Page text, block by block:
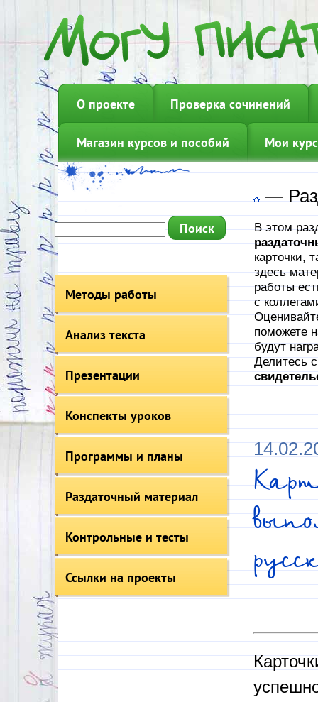
О проекте Проверка сочинений
Магазин курсов и пособий Мои
Методы работы
Анализ текста
Презентации
Конспекты уроков
Программы и планы
Раздаточный материал
Контрольные и тесты
Ссылки на проекты
—
В этом
карточки,
здесь
работы
с
поможете
будут
Делитесь